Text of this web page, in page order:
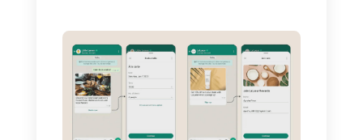
escrever uma linha de código.
Cabe destacar que é 100%